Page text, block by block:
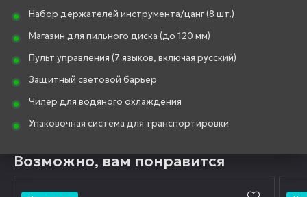
Набор держателей инструмента/цанг (8 шт.)
Магазин для пильного диска (до 120 мм)
Пульт управления (7 языков, включая русский)
Защитный световой барьер
Чилер для водяного охлаждения
Упаковочная система для транспортировки
Возможно, вам понравится